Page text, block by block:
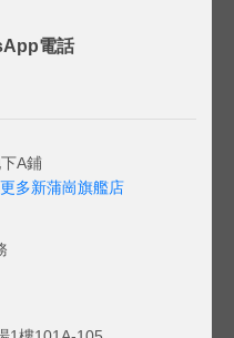
電話
A鋪
多新蒲崗旗艦店